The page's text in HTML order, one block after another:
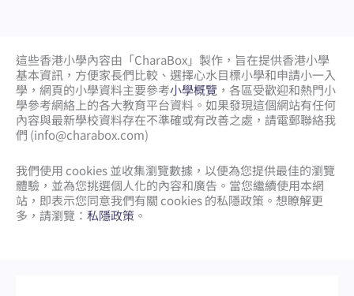
這些香港小學內容由「CharaBox」製作，旨在提供香港小學
基本資訊，方便家長們比較、 選擇心水目標小學和申請小一入
學，網頁的小學資料主要參考小學概覽 ，各區受歡迎和熱門小
學參考網絡上的各大教育平台資料。如果發現這個網站有任何
內容與最新學校資料存在不準確或有改善之處，請電郵聯絡我
們 (info@charabox.com)
我們使用 cookies 並收集瀏覽數據，以便為您提供最佳的瀏覽
體驗，並為您挑選個人化的內容和廣告。當您繼續使用本網
站，即表示您同意我們有關 cookies 的私隱政策。想瞭解更
多，請瀏覽： 私隱政策 。